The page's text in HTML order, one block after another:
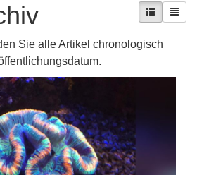
Sie alle Artikel chronologisch